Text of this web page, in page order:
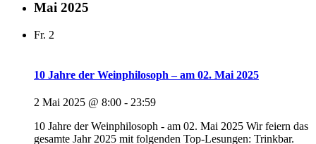
Mai 2025
Fr. 2
10 Jahre der Weinphilosoph – am 02. Mai 2025
2 Mai 2025 @ 8:00 - 23:59
10 Jahre der Weinphilosoph - am 02. Mai 2025 Wir feiern das
gesamte Jahr 2025 mit folgenden Top-Lesungen: Trinkbar.